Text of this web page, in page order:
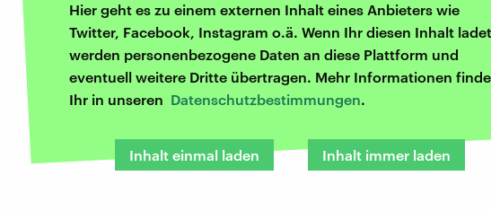
Hier geht es zu einem externen Inhalt eines Anbieters wie
Twitter, Facebook, Instagram o.ä. Wenn Ihr diesen Inhalt
werden personenbezogene Daten an diese Plattform und
eventuell weitere Dritte übertragen. Mehr Informationen
Ihr in unseren Datenschutzbestimmungen.
Inhalt einmal laden Inhalt immer laden